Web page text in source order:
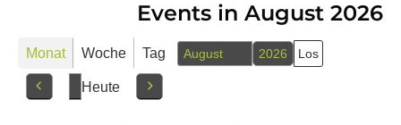
Events in August 2026
Monat Woche Tag
Monat
Jahr
Vorherige
Heute
Nächstes